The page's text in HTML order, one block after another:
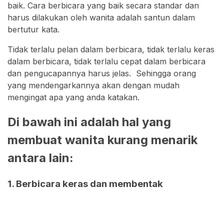
baik. Cara berbicara yang baik secara standar dan
harus dilakukan oleh wanita adalah santun dalam
bertutur kata.
Tidak terlalu pelan dalam berbicara, tidak terlalu keras
dalam berbicara, tidak terlalu cepat dalam berbicara
dan pengucapannya harus jelas. Sehingga orang
yang mendengarkannya akan dengan mudah
mengingat apa yang anda katakan.
Di bawah ini adalah hal yang
membuat wanita kurang menarik
antara lain:
1. Berbicara keras dan membentak